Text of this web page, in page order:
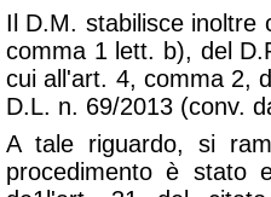
Il D.M. stabilisce inoltre
comma 1 lett. b), del
cui all'art. 4, comma 2,
D.L. n. 69/2013 (conv.
A tale riguardo, si
procedimento è stato